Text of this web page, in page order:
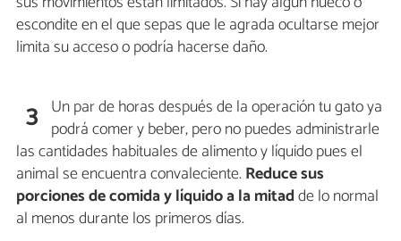
escondite en el que sepas que le agrada ocultarse mejor
limita su acceso o podría hacerse daño.
3 Un par de horas después de la operación tu gato ya
podrá comer y beber, pero no puedes administrarle
las cantidades habituales de alimento y líquido pues el
animal se encuentra convaleciente. Reduce sus
porciones de comida y líquidoa la mitadde lo normal
al menos durante los primeros días.